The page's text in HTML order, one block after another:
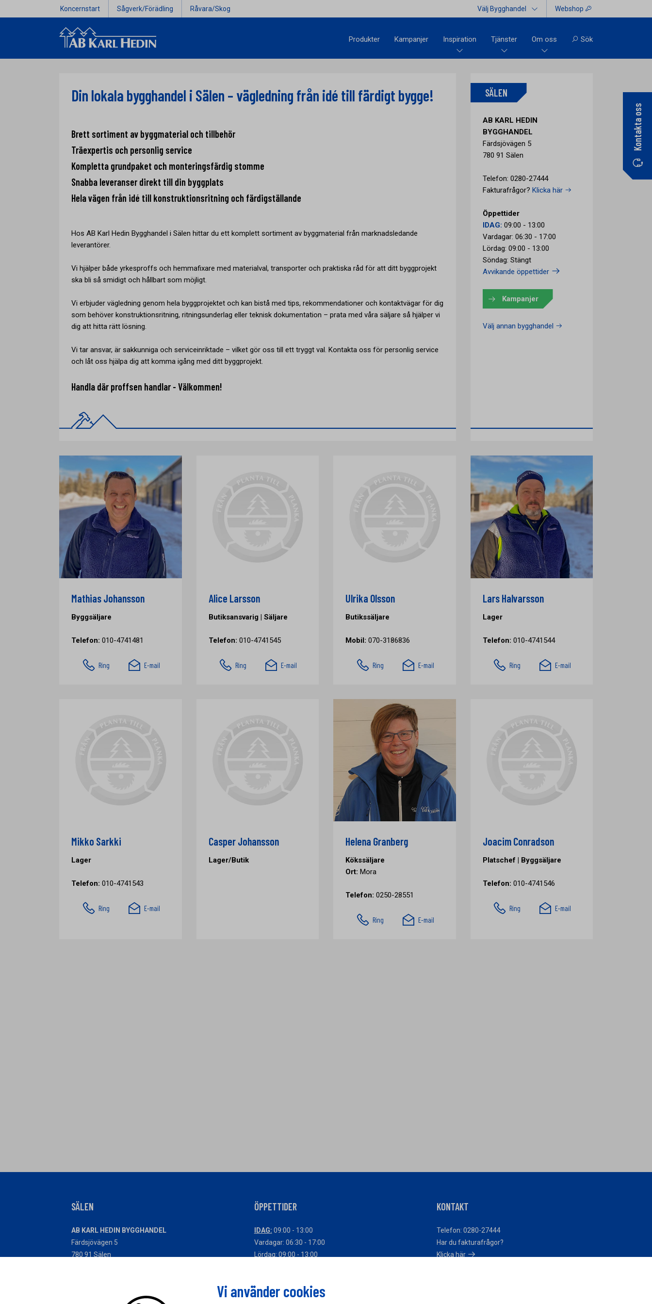
Koncernstart Sågverk/Förädling Råvara/Skog Välj Bygghandel Webshop
Produkter Kampanjer Inspiration Tjänster Om oss Sök
Kontakta oss
Din lokala bygghandel i Sälen – vägledning från idé till färdigt bygge!
Brett sortiment av byggmaterial och tillbehör
Träexpertis och personlig service
Kompletta grundpaket och monteringsfärdig stomme
Snabba leveranser direkt till din byggplats
Hela vägen från idé till konstruktionsritning och färdigställande
Hos AB Karl Hedin Bygghandel i Sälen hittar du ett komplett sortiment av byggmaterial från marknadsledande
leverantörer.
Vi hjälper både yrkesproffs och hemmafixare med materialval, transporter och praktiska råd för att ditt byggprojekt
ska bli så smidigt och hållbart som möjligt.
Vi erbjuder vägledning genom hela byggprojektet och kan bistå med tips, rekommendationer och kontaktvägar för dig
som behöver konstruktionsritning, ritningsunderlag eller teknisk dokumentation – prata med våra säljare så hjälper vi
dig att hitta rätt lösning.
Vi tar ansvar, är sakkunniga och serviceinriktade – vilket gör oss till ett tryggt val. Kontakta oss för personlig service
och låt oss hjälpa dig att komma igång med ditt byggprojekt.
Handla där proffsen handlar - Välkommen!
SÄLEN
AB KARL HEDIN
BYGGHANDEL
Färdsjövägen 5
780 91 Sälen
Telefon: 0280-27444
Fakturafrågor? Klicka här
Öppettider
IDAG: 09:00 - 13:00
Vardagar: 06:30 - 17:00
Lördag: 09:00 - 13:00
Söndag: Stängt
Avvikande öppettider
Kampanjer
Välj annan bygghandel
Mathias Johansson
Byggsäljare
Telefon: 010-4741481
Ring E-mail
Alice Larsson
Butiksansvarig | Säljare
Telefon: 010-4741545
Ring E-mail
Ulrika Olsson
Butikssäljare
Mobil: 070-3186836
Ring E-mail
Lars Halvarsson
Lager
Telefon: 010-4741544
Ring E-mail
Mikko Sarkki
Lager
Telefon: 010-4741543
Ring E-mail
Casper Johansson
Lager/Butik
Helena Granberg
Kökssäljare
Ort: Mora
Telefon: 0250-28551
Ring E-mail
Joacim Conradson
Platschef | Byggsäljare
Telefon: 010-4741546
Ring E-mail
SÄLEN
AB KARL HEDIN BYGGHANDEL
Färdsjövägen 5
780 91 Sälen
ÖPPETTIDER
IDAG: 09:00 - 13:00
Vardagar: 06:30 - 17:00
Lördag: 09:00 - 13:00
KONTAKT
Telefon: 0280-27444
Har du fakturafrågor?
Klicka här
Vi använder cookies